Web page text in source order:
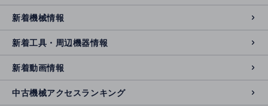
新着機械情報
新着工具・周辺機器情報
新着動画情報
中古機械アクセスランキング